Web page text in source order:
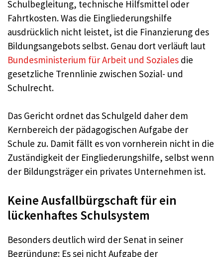
Schulbegleitung, technische Hilfsmittel oder
Fahrtkosten. Was die Eingliederungshilfe
ausdrücklich nicht leistet, ist die Finanzierung des
Bildungsangebots selbst. Genau dort verläuft laut
Bundesministerium für Arbeit und Soziales die
gesetzliche Trennlinie zwischen Sozial- und
Schulrecht.
Das Gericht ordnet das Schulgeld daher dem
Kernbereich der pädagogischen Aufgabe der
Schule zu. Damit fällt es von vornherein nicht in die
Zuständigkeit der Eingliederungshilfe, selbst wenn
der Bildungsträger ein privates Unternehmen ist.
Keine Ausfallbürgschaft für ein
lückenhaftes Schulsystem
Besonders deutlich wird der Senat in seiner
Begründung: Es sei nicht Aufgabe der